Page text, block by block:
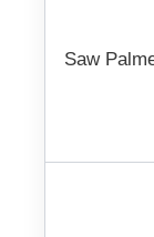
Saw